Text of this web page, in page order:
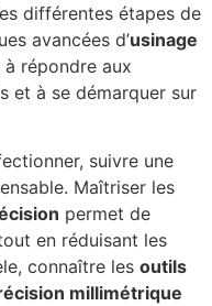
différentes étapes de
avancées d’usinage
répondre aux
et à se démarquer sur
suivre une
Maîtriser les
permet de
en réduisant les
connaître les outils
millimétrique